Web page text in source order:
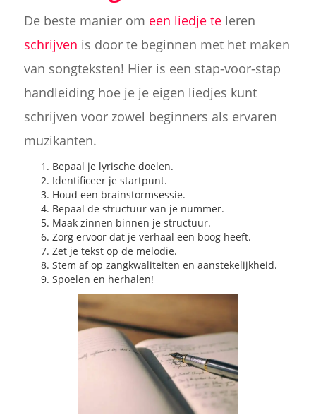
De beste manier om een liedje teleren
schrijven is door te beginnen met het maken
van songteksten! Hier is een stap-voor-stap
handleiding hoe je je eigen liedjes kunt
schrijven voor zowel beginners als ervaren
muzikanten.
Bepaal je lyrische doelen.
Identificeer je startpunt.
Houd een brainstormsessie.
Bepaal de structuur van je nummer.
Maak zinnen binnen je structuur.
Zorg ervoor dat je verhaal een boog heeft.
Zet je tekst op de melodie.
Stem af op zangkwaliteiten en aanstekelijkheid.
Spoelen en herhalen!